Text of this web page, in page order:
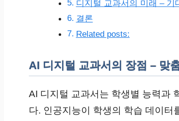
디지털 교과서의 미래 – 기
결론
Related posts:
AI 디지털 교과서의 장점 – 맞
AI 디지털 교과서는 학생별 능력과
다. 인공지능이 학생의 학습 데이